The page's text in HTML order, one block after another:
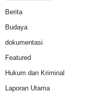
Berita
Budaya
dokumentasi
Featured
Hukum dan Kriminal
Laporan Utama